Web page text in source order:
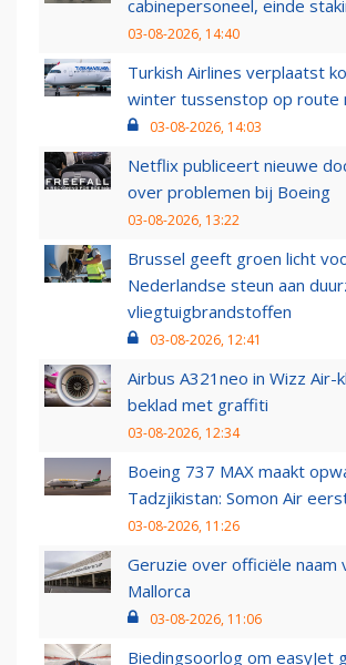
cabinepersoneel, einde
03-08-2026, 14:40
Turkish Airlines verplaatst
winter tussenstop op route
03-08-2026, 14:03
Netflix publiceert nieuwe
over problemen bij Boeing
03-08-2026, 13:22
Brussel geeft groen licht
Nederlandse steun aan
vliegtuigbrandstoffen
03-08-2026, 12:41
Airbus A321neo in Wizz Air-
beklad met graffiti
03-08-2026, 12:34
Boeing 737 MAX maakt
Tadzjikistan: Somon Air
03-08-2026, 11:26
Geruzie over officiële naam
Mallorca
03-08-2026, 11:06
Biedingsoorlog om easyJet